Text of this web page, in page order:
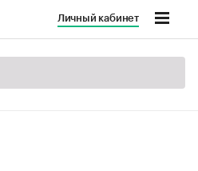
Личный кабинет